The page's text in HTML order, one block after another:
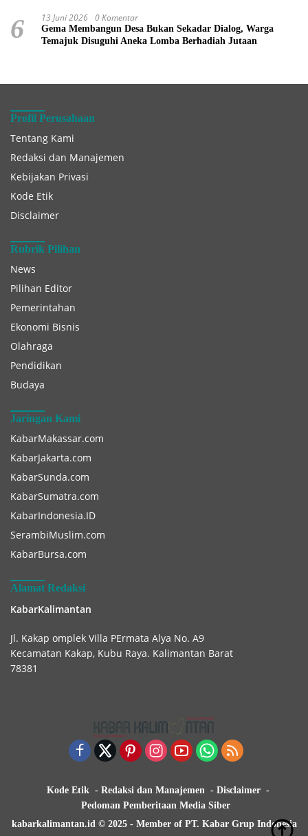
6 13 Juni 2026 0 Komentar
Gema Membangun Desa Bukan Sekadar Dialog, Warga
Temajuk Disuguhi Aneka Lomba Berhadiah Jutaan
Profil Perusahaan
Tentang Kami
Redaksi dan Manajemen
Kebijakan Privasi
Kode Etik
Disclaimer
Rubrik Pilihan
News
Pilihan Editor
Pemerintahan
Ekonomi Bisnis
Olahraga
Pendidikan
Budaya
Jaringan Kami
KabarMakassar.com
KabarJakarta.com
KabarSunda.com
KabarSumatra.com
KabarIndonesia.ID
SerambiMuslim.com
KabarBursa.com
Alamat Redaksi
KabarKalimantan
Jl. Kakap omplek Villa PErmata Alya No. A9
Kecamatan Kakap, Kubu Raya. Kalimantan Barat
78381
Kode Etik Redaksi dan Manajemen
Disclaimer
Pedoman Pemberitaan Media Siber
kabarkalimantan.id © 2025 - Member of PT. Kabar Grup Indonesia